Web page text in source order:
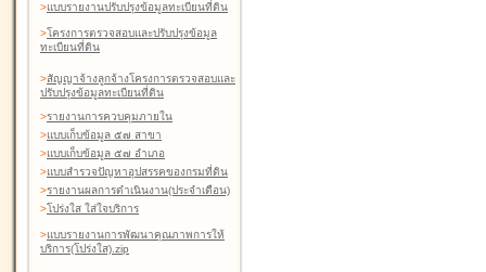
>แบบรายงานปรับปรุงข้อมูลทะเบียนที่ดิน
>โครงการตรวจสอบและปรับปรุงข้อมูล
ทะเบียนที่ดิน
>สัญญาจ้างลูกจ้างโครงการตรวจสอบและ
ปรับปรุงข้อมูลทะเบียนที่ดิน
>รายงานการควบคุมภายใน
>แบบเก็บข้อมูล ๕๗ สาขา
>แบบเก็บข้อมูล ๕๗ อำเภอ
>แบบสำรวจปัญหาอุปสรรคของกรมที่ดิน
>รายงานผลการดำเนินงาน(ประจำเดือน)
>โปร่งใส ใส่ใจบริการ
>แบบรายงานการพัฒนาคุณภาพการให้
บริการ(โปร่งใส).zip